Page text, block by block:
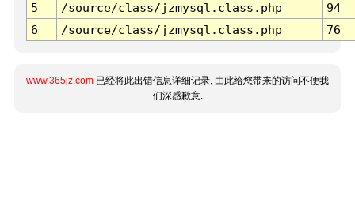
5
/source/class/jzmysql.class.php
94
6
/source/class/jzmysql.class.php 76
www.365jz.com 已经将此出错信息详细记录, 由此给您带来的访问不便我
们深感歉意.